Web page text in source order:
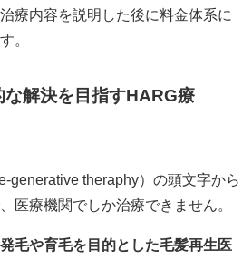
療内容を説明した後に料金体系に
。
な解決を目指すHARG療
generative theraphy）の頭文字から
医療機関でしか治療できません。
毛や育毛を目的とした毛髪再生医